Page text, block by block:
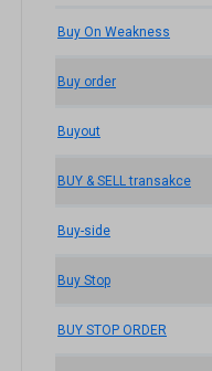
Buy On Weakness
Buy order
Buyout
BUY & SELL transakce
Buy-side
Buy Stop
BUY STOP ORDER